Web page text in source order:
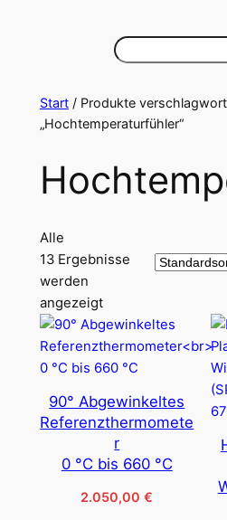
Suchen
Start/ Produkte
„Hochtemperaturfühler“
Alle
13 Ergebnisse
werden
angezeigt
90° Abgewinkeltes
Referenzthermomete
r
0 °C bis 660 °C
2.050,00€